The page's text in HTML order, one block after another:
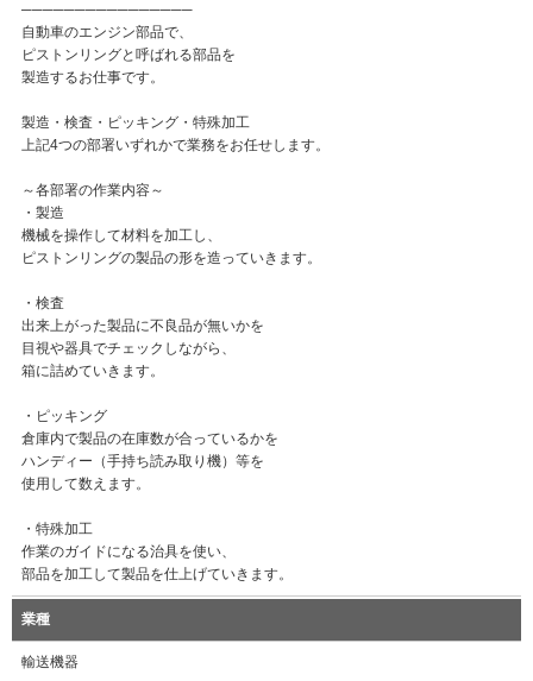
────────────────
自動車のエンジン部品で、
ピストンリングと呼ばれる部品を
製造するお仕事です。
製造・検査・ピッキング・特殊加工
上記4つの部署いずれかで業務をお任せします。
～各部署の作業内容～
・製造
機械を操作して材料を加工し、
ピストンリングの製品の形を造っていきます。
・検査
出来上がった製品に不良品が無いかを
目視や器具でチェックしながら、
箱に詰めていきます。
・ピッキング
倉庫内で製品の在庫数が合っているかを
ハンディー（手持ち読み取り機）等を
使用して数えます。
・特殊加工
作業のガイドになる治具を使い、
部品を加工して製品を仕上げていきます。
業種
輸送機器